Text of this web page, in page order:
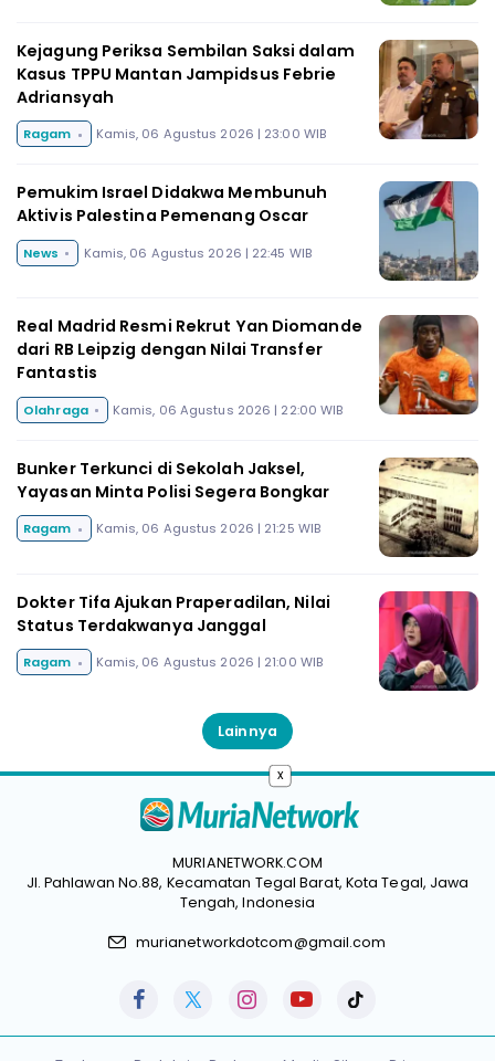
Kejagung Periksa Sembilan Saksi dalam
Kasus TPPU Mantan Jampidsus Febrie
Adriansyah
Ragam Kamis, 06 Agustus 2026 | 23:00 WIB
Pemukim Israel Didakwa Membunuh
Aktivis Palestina Pemenang Oscar
News Kamis, 06 Agustus 2026 | 22:45 WIB
Real Madrid Resmi Rekrut Yan Diomande
dari RB Leipzig dengan Nilai Transfer
Fantastis
Olahraga Kamis, 06 Agustus 2026 | 22:00 WIB
Bunker Terkunci di Sekolah Jaksel,
Yayasan Minta Polisi Segera Bongkar
Ragam Kamis, 06 Agustus 2026 | 21:25 WIB
Dokter Tifa Ajukan Praperadilan, Nilai
Status Terdakwanya Janggal
Ragam Kamis, 06 Agustus 2026 | 21:00 WIB
Lainnya
MURIANETWORK.COM
Jl. Pahlawan No.88, Kecamatan Tegal Barat, Kota Tegal, Jawa
Tengah, Indonesia
murianetworkdotcom@gmail.com
x